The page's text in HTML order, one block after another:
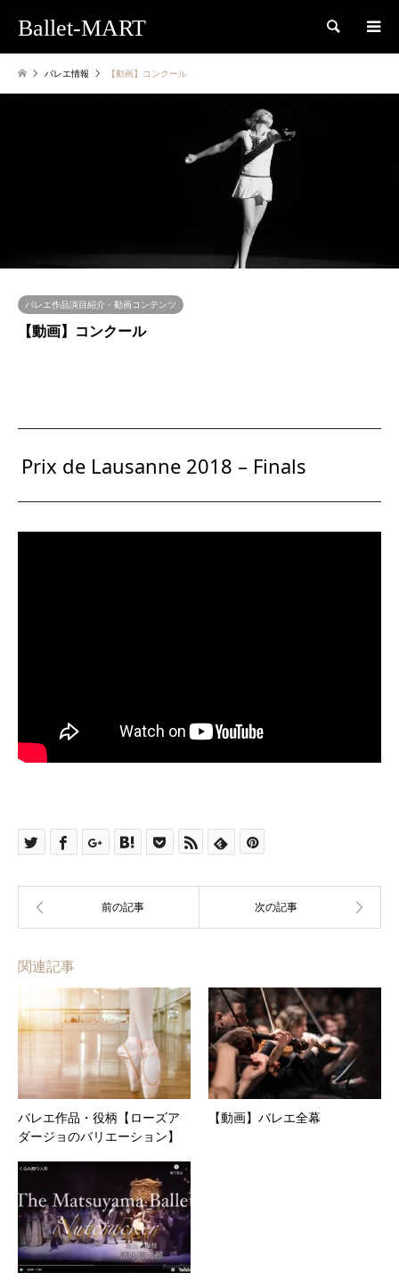
Ballet-MART 検索
バレエ情報 【動画】コンクール
バレエ作品演目紹介・動画コンテンツ
【動画】コンクール
Prix de Lausanne 2018 – Finals
関連記事
バレエ作品・役柄【ローズア
ダージョのバリエーション】
【動画】バレエ全幕